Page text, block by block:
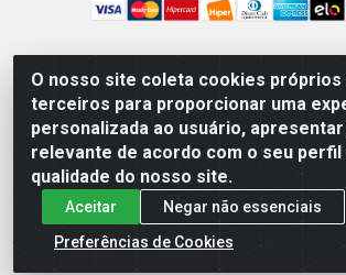
O nosso site coleta cookies próprios
terceiros para proporcionar uma
personalizada ao usuário,
relevante de acordo com o seu
qualidade do nosso site.
Aceitar
Negar não essenciais
Preferências de Cookies
Garra Animal - Rua Quinze de Novembro,
Continental - Campina Grande/PB -
CNPJ 21.445.041/0001-61